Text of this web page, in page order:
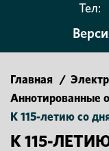
Тел:
Главная /
Аннотированные
К 115-летию со
К 115-